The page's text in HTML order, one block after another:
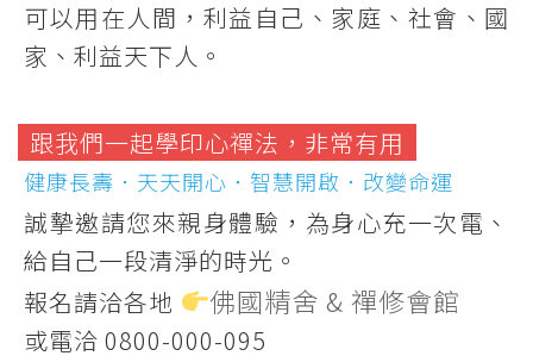
可以用在人間，利益自己、家庭、社會、國
家、利益天下人。
跟我們一起學印心禪法，非常有用
健康長壽．天天開心．智慧開啟．改變命運
誠摯邀請您來親身體驗，為身心充一次電、
給自己一段清淨的時光。
報名請洽各地
佛國精舍 & 禪修會館
或電洽 0800-000-095